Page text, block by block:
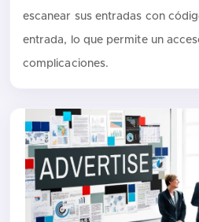
escanear sus entradas con
entrada, lo que permite un
complicaciones.